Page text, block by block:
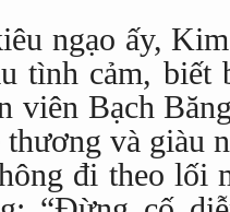
ngạo ấy,
tình cảm, biết
viên Bạch
thương và giàu
đi theo lối